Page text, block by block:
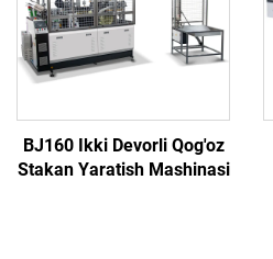
BJ160 Ikki Devorli Qog'oz
Stakan Yaratish Mashinasi